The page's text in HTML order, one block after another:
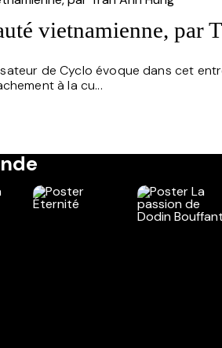
vietnamienne, par
de Cyclo évoque dans cet
à la cu...